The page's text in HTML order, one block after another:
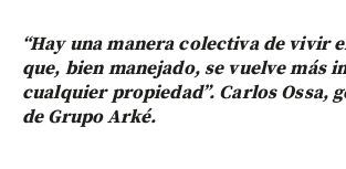
“Hay una manera colectiva de vivir
que, bien manejado, se vuelve más
cualquier propiedad”. Carlos Ossa,
de Grupo Arké.